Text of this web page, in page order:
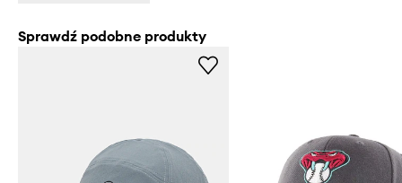
Sprawdź podobne produkty